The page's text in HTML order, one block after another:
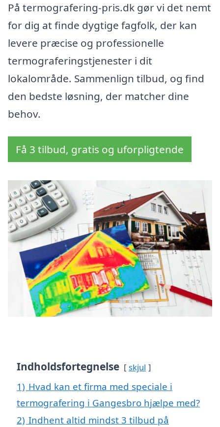
På termografering-pris.dk gør vi det nemt
for dig at finde dygtige fagfolk, der kan
levere præcise og professionelle
termograferingstjenester i dit
lokalområde. Sammenlign tilbud, og find
den bedste løsning, der matcher dine
behov.
Få 3 tilbud, gratis og uforpligtende
Indholdsfortegnelse skjul
1) Hvad kan et firma med speciale i
termografering i Gangesbro hjælpe med?
2) Indhent altid mindst 3 tilbud på